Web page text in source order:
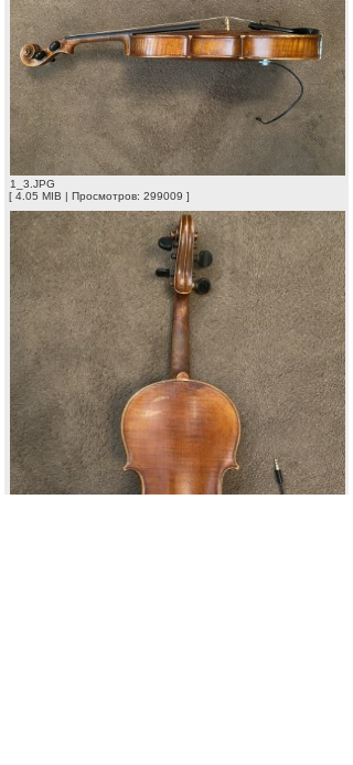
1_3.JPG
[ 4.05 MIB | Просмотров: 299009 ]